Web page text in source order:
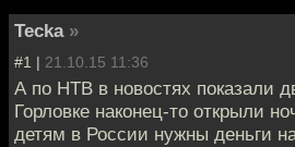
Tecka »
#1 | 21.10.15 11:36
А по НТВ в новостях показали
Горловке наконец-то открыли
детям в России нужны деньги